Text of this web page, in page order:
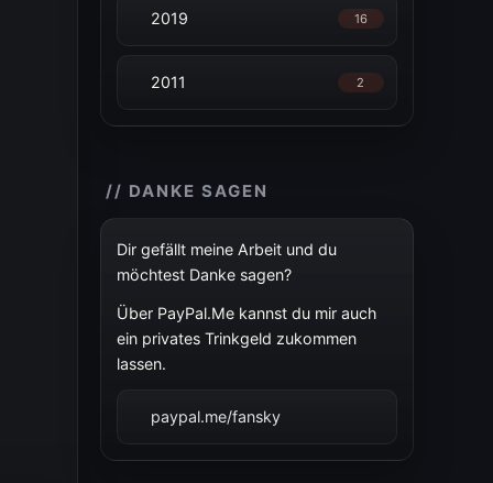
2019 16
2011 2
// DANKE SAGEN
Dir gefällt meine Arbeit und du
möchtest Danke sagen?
Über PayPal.Me kannst du mir auch
ein privates Trinkgeld zukommen
lassen.
paypal.me/fansky